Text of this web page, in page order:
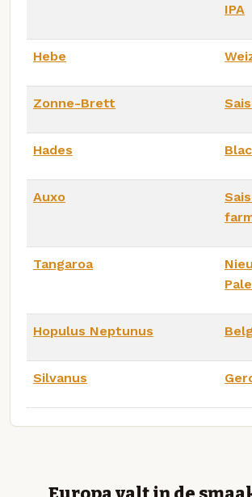
IPA
Hebe
Zonne-Brett
Hades
Auxo
Tangaroa
Hopulus Neptunus
Silvanus